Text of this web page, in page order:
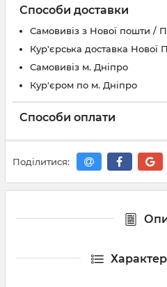
Способи доставки
Самовивіз з Нової пошти /
Кур'єрська доставка Нової
Самовивіз м. Дніпро
Кур'єром по м. Дніпро
Способи оплати
Поділитися: